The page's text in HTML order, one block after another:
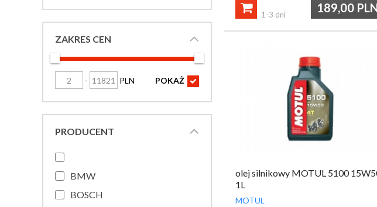
ZAKRES CEN
- PLN POKAŻ 
PRODUCENT
BMW
BOSCH
189,00

1-3 dni
olej silnikowy MOTUL 5100
1L
MOTUL